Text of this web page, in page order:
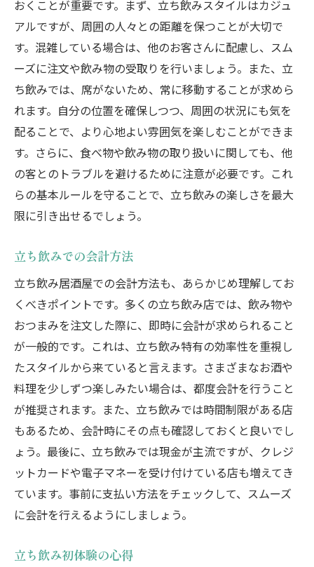
おくことが重要です。まず、立ち飲みスタイルはカジュ
アルですが、周囲の人々との距離を保つことが大切で
す。混雑している場合は、他のお客さんに配慮し、スム
ーズに注文や飲み物の受取りを行いましょう。また、立
ち飲みでは、席がないため、常に移動することが求めら
れます。自分の位置を確保しつつ、周囲の状況にも気を
配ることで、より心地よい雰囲気を楽しむことができま
す。さらに、食べ物や飲み物の取り扱いに関しても、他
の客とのトラブルを避けるために注意が必要です。これ
らの基本ルールを守ることで、立ち飲みの楽しさを最大
限に引き出せるでしょう。
立ち飲みでの会計方法
立ち飲み居酒屋での会計方法も、あらかじめ理解してお
くべきポイントです。多くの立ち飲み店では、飲み物や
おつまみを注文した際に、即時に会計が求められること
が一般的です。これは、立ち飲み特有の効率性を重視し
たスタイルから来ていると言えます。さまざまなお酒や
料理を少しずつ楽しみたい場合は、都度会計を行うこと
が推奨されます。また、立ち飲みでは時間制限がある店
もあるため、会計時にその点も確認しておくと良いでし
ょう。最後に、立ち飲みでは現金が主流ですが、クレジ
ットカードや電子マネーを受け付けている店も増えてき
ています。事前に支払い方法をチェックして、スムーズ
に会計を行えるようにしましょう。
立ち飲み初体験の心得